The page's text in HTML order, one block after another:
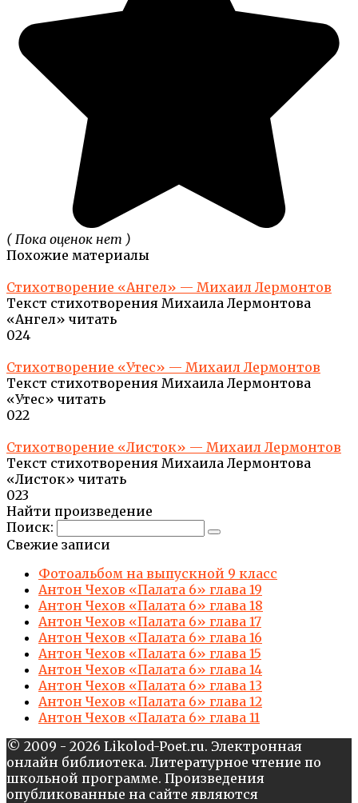
( Пока оценок нет )
Похожие материалы
Стихотворение «Ангел» — Михаил Лермонтов
Текст стихотворения Михаила Лермонтова
«Ангел» читать
024
Стихотворение «Утес» — Михаил Лермонтов
Текст стихотворения Михаила Лермонтова
«Утес» читать
022
Стихотворение «Листок» — Михаил Лермонтов
Текст стихотворения Михаила Лермонтова
«Листок» читать
023
Найти произведение
Поиск:
Свежие записи
Фотоальбом на выпускной 9 класс
Антон Чехов «Палата 6» глава 19
Антон Чехов «Палата 6» глава 18
Антон Чехов «Палата 6» глава 17
Антон Чехов «Палата 6» глава 16
Антон Чехов «Палата 6» глава 15
Антон Чехов «Палата 6» глава 14
Антон Чехов «Палата 6» глава 13
Антон Чехов «Палата 6» глава 12
Антон Чехов «Палата 6» глава 11
© 2009 - 2026 Likolod-Poet.ru. Электронная
онлайн библиотека. Литературное чтение по
школьной программе. Произведения
опубликованные на сайте являются